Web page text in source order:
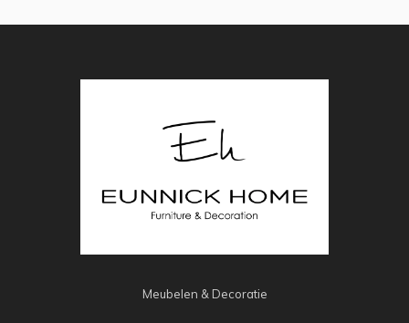
Meubelen & Decoratie